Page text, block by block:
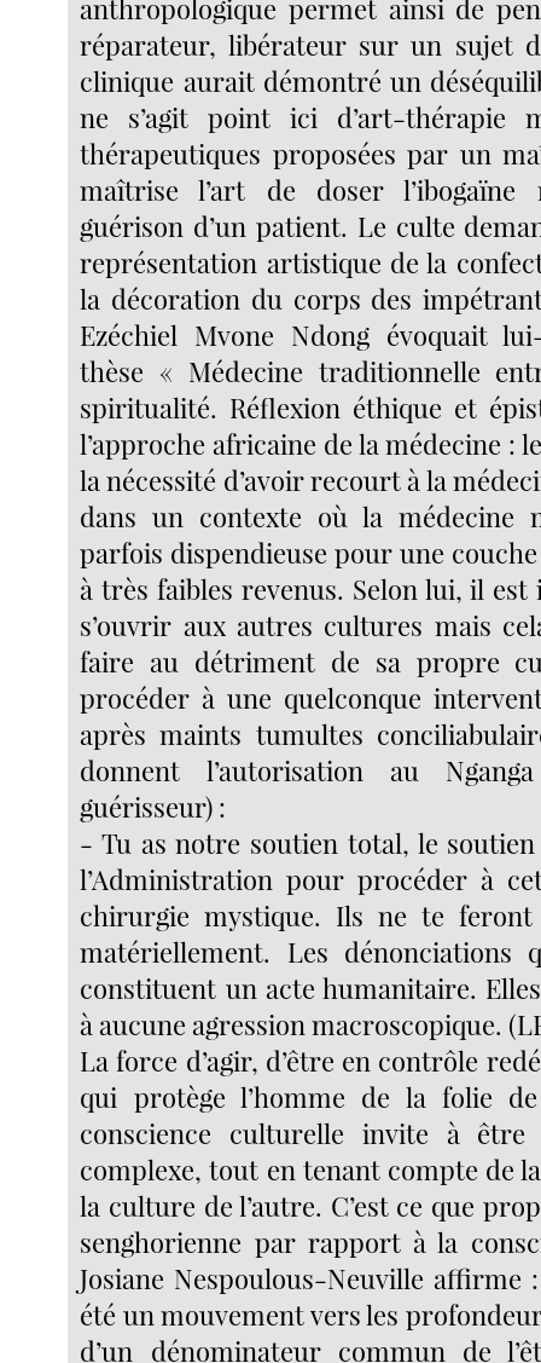
anthropologique permet ainsi de
réparateur, libérateur sur un sujet
clinique aurait démontré un
ne s’agit point ici d’art-thérapie
thérapeutiques proposées par un
maîtrise l’art de doser l’ibogaïne
guérison d’un patient. Le culte
représentation artistique de la
la décoration du corps des
Ezéchiel Mvone Ndong évoquait
thèse « Médecine traditionnelle
spiritualité. Réflexion éthique et
l’approche africaine de la médecine :
la nécessité d’avoir recourt à la
dans un contexte où la médecine
parfois dispendieuse pour une
à très faibles revenus. Selon lui, il est
s’ouvrir aux autres cultures mais
faire au détriment de sa propre
procéder à une quelconque
après maints tumultes
donnent l’autorisation au
guérisseur) :
- Tu as notre soutien total, le soutien
l’Administration pour procéder à
chirurgie mystique. Ils ne te
matériellement. Les dénonciations
constituent un acte humanitaire.
à aucune agression macroscopique.
La force d’agir, d’être en contrôle
qui protège l’homme de la folie
conscience culturelle invite à être
complexe, tout en tenant compte de
la culture de l’autre. C’est ce que
senghorienne par rapport à la
Josiane Nespoulous-Neuville affirme
été un mouvement vers les
d’un dénominateur commun de